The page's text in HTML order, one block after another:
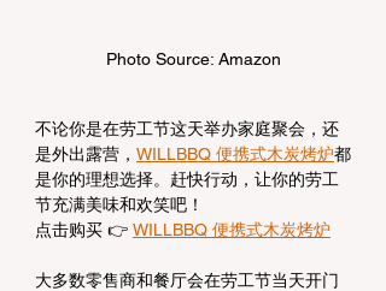
Photo Source: Amazon
不论你是在劳工节这天举办家庭聚会，还
是外出露营， WILLBBQ 便携式木炭烤炉都
是你的理想选择。赶快行动，让你的劳工
节充满美味和欢笑吧！
点击购买 👉 WILLBBQ 便携式木炭烤炉
大多数零售商和餐厅会在劳工节当天开门